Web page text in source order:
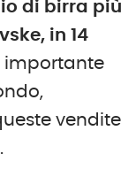
di birra più
in 14
importante
vendite